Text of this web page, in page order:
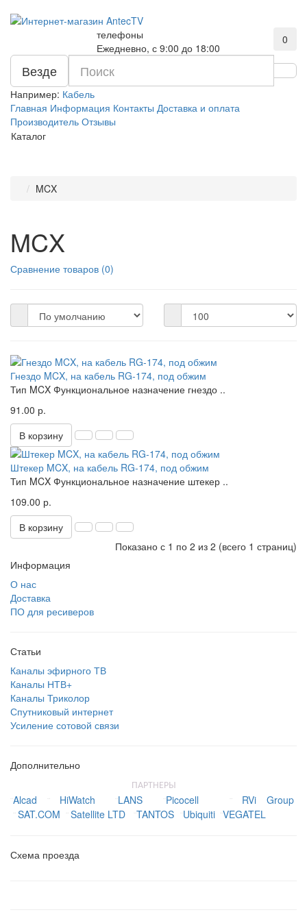
телефоны
Ежедневно, с 9:00 до 18:00
0
Везде
Например: Кабель
Главная Информация Контакты Доставка и оплата
Производитель Отзывы
Каталог
MCX
MCX
Сравнение товаров (0)
Гнездо MCX, на кабель RG-174, под обжим
Тип MCX Функциональное назначение гнездо ..
91.00 р.
В корзину
Штекер MCX, на кабель RG-174, под обжим
Тип MCX Функциональное назначение штекер ..
109.00 р.
В корзину
Показано с 1 по 2 из 2 (всего 1 страниц)
Информация
О нас
Доставка
ПО для ресиверов
Статьи
Каналы эфирного ТВ
Каналы НТВ+
Каналы Триколор
Спутниковый интернет
Усиление сотовой связи
Дополнительно
ПАРТНЕРЫ
¨Alcad ¨ HiWatch ¨LANS ¨Picocell ¨ RVi Group
¨ SAT.COM ¨ Satellite LTD ¨TANTOS ¨Ubiquiti ¨VEGATEL
Схема проезда